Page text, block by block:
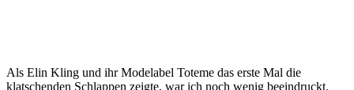
Als Elin Kling und ihr Modelabel Toteme das erste Mal die
klatschenden Schlappen zeigte, war ich noch wenig beeindruckt.